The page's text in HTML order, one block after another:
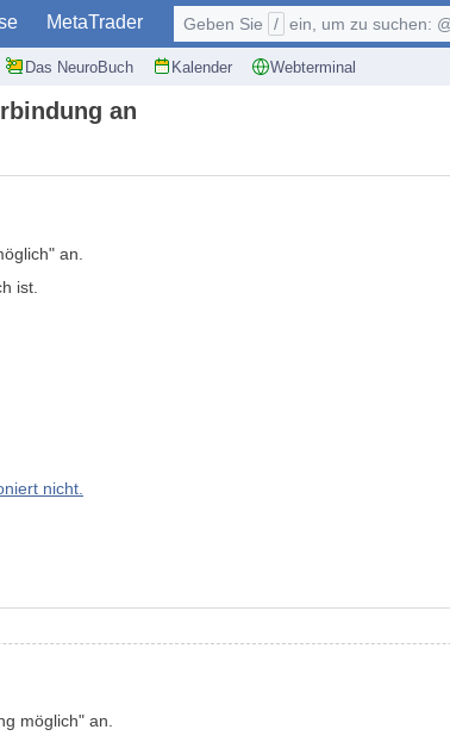
MetaTrader
Das NeuroBuch Kalender Webterminal
Geben Sie / ein, um zu suchen: @user,
an
an.
ist.
nicht.
möglich" an.